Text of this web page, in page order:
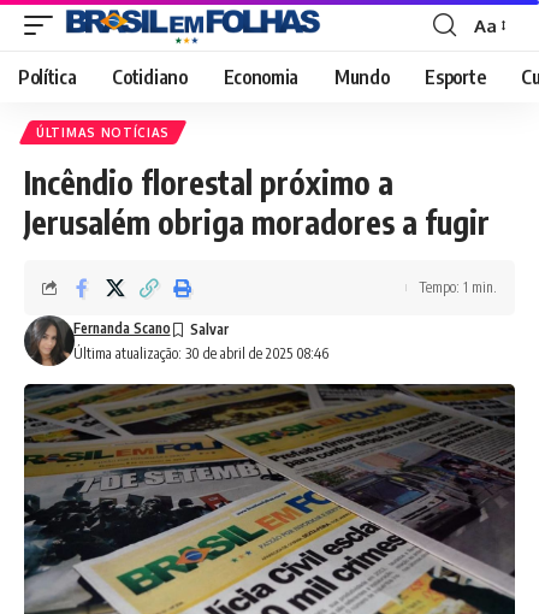
Font
Resizer
Aa
Política Cotidiano Economia Mundo Esporte
ÚLTIMAS NOTÍCIAS
Incêndio florestal próximo a
Jerusalém obriga moradores a fugir
Última atualização: 30 de abril de 2025 08:46
Fernanda Scano
Tempo: 1 min.